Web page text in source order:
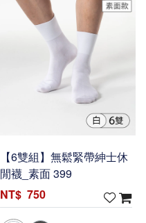
【6雙組】無鬆緊帶紳士休
閒襪_素面 399
750